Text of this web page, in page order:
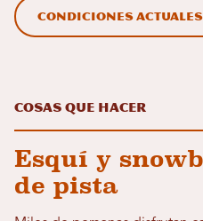
Condiciones actuales
Cosas que hacer
Esquí y
de pista